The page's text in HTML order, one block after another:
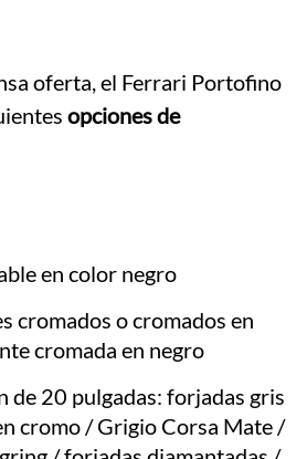
oferta, el Ferrari Portofino
opciones de
en color negro
cromados o cromados en
cromada en negro
de 20 pulgadas: forjadas gris
cromo / Grigio Corsa Mate /